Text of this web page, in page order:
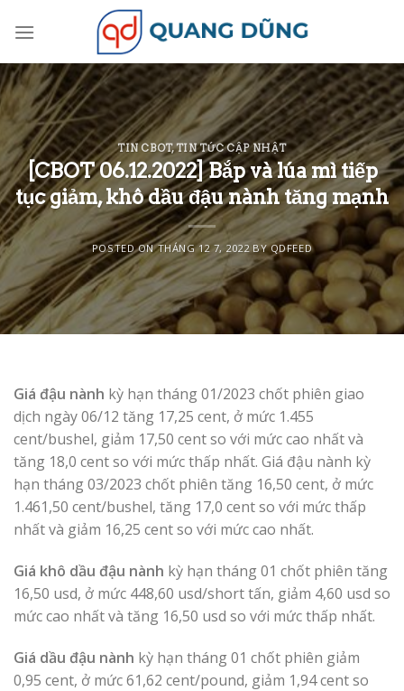
TIN CBOT,TIN TỨC CẬP NHẬT
[CBOT 06.12.2022] Bắp và lúa mì tiếp
tục giảm, khô dầu đậu nành tăng mạnh
POSTED ONTHÁNG 12 7, 2022BYQDFEED
Giá đậu nành kỳ hạn tháng 01/2023 chốt phiên giao
dịch ngày 06/12 tăng 17,25 cent, ở mức 1.455
cent/bushel, giảm 17,50 cent so với mức cao nhất và
tăng 18,0 cent so với mức thấp nhất. Giá đậu nành kỳ
hạn tháng 03/2023 chốt phiên tăng 16,50 cent, ở mức
1.461,50 cent/bushel, tăng 17,0 cent so với mức thấp
nhất và giảm 16,25 cent so với mức cao nhất.
Giá khô dầu đậu nành kỳ hạn tháng 01 chốt phiên tăng
16,50 usd, ở mức 448,60 usd/short tấn, giảm 4,60 usd so
mức cao nhất và tăng 16,50 usd so với mức thấp nhất.
Giá dầu đậu nành kỳ hạn tháng 01 chốt phiên giảm
0,95 cent, ở mức 61,62 cent/pound, giảm 1,94 cent so